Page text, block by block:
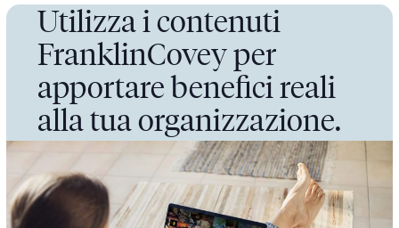
Utilizza i contenuti
FranklinCovey per
apportare benefici reali
alla tua organizzazione.